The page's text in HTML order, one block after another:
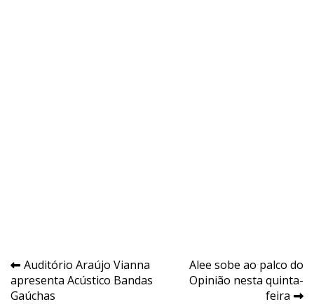
Navegação
de
Auditório Araújo Vianna
apresenta Acústico Bandas
Gaúchas
Alee sobe ao palco do
Opinião nesta quinta-
feira